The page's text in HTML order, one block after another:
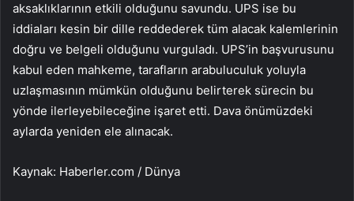
aksaklıklarının etkili olduğunu savundu. UPS ise bu
iddiaları kesin bir dille reddederek tüm alacak kalemlerinin
doğru ve belgeli olduğunu vurguladı. UPS’in başvurusunu
kabul eden mahkeme, tarafların arabuluculuk yoluyla
uzlaşmasının mümkün olduğunu belirterek sürecin bu
yönde ilerleyebileceğine işaret etti. Dava önümüzdeki
aylarda yeniden ele alınacak.
Kaynak: Haberler.com / Dünya